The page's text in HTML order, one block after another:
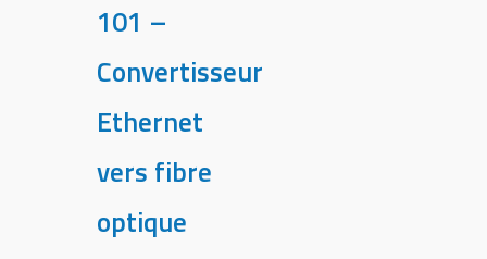
101 –
Convertisseur
Ethernet
vers fibre
optique